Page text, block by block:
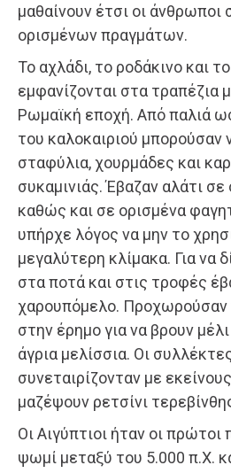
μαθαίνουν έτσι οι άνθρωποι
ορισμένων πραγμάτων.
Το αχλάδι, το ροδάκινο και
εμφανίζονται στα τραπέζια
Ρωμαϊκή εποχή. Από παλιά
του καλοκαιριού μπορούσαν
σταφύλια, χουρμάδες και
συκαμινιάς. Έβαζαν αλάτι
καθώς και σε ορισμένα
υπήρχε λόγος να μην το
μεγαλύτερη κλίμακα. Για να
στα ποτά και στις τροφές
χαρουπόμελο. Προχωρούσαν
στην έρημο για να βρουν
άγρια μελίσσια. Οι
συνεταιρίζονταν με
μαζέψουν ρετσίνι
Οι Αιγύπτιοι ήταν οι
ψωμί μεταξύ του 5.000 π.Χ.